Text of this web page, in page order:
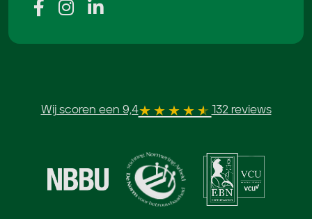
Wij scoren een 9,4 132 reviews